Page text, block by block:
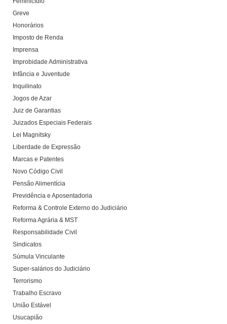
Greve
Honorários
Imposto de Renda
Imprensa
Improbidade Administrativa
Infância e Juventude
Inquilinato
Jogos de Azar
Juiz de Garantias
Juizados Especiais Federais
Lei Magnitsky
Liberdade de Expressão
Marcas e Patentes
Novo Código Civil
Pensão Alimentícia
Previdência e Aposentadoria
Reforma & Controle Externo do Judiciário
Reforma Agrária & MST
Responsabilidade Civil
Sindicatos
Súmula Vinculante
Super-salários do Judiciário
Terrorismo
Trabalho Escravo
União Estável
Usucapião